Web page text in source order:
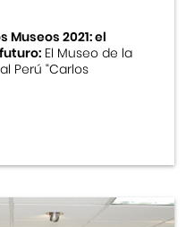
Museos 2021: el
El Museo de la
Perú “Carlos